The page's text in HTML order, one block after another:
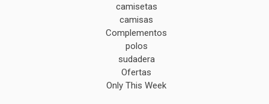
camisetas
camisas
Complementos
polos
sudadera
Ofertas
Only This Week